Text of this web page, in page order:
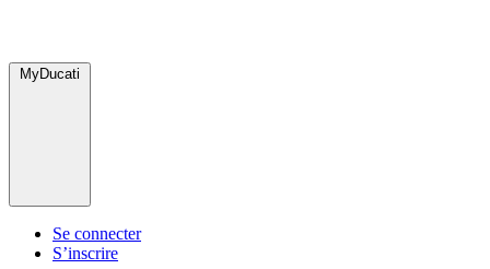
MyDucati
Se connecter
S’inscrire